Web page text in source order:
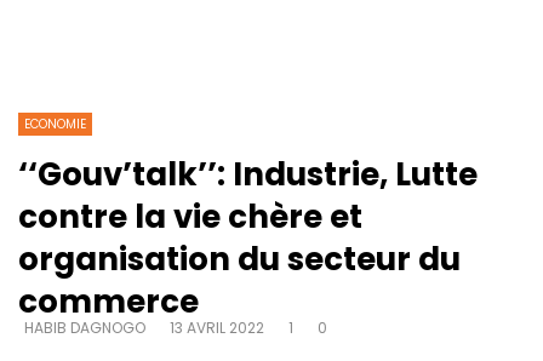
ECONOMIE
‘‘Gouv’talk’’: Industrie, Lutte
contre la vie chère et
organisation du secteur du
commerce
HABIB DAGNOGO 13 AVRIL 2022 1 0